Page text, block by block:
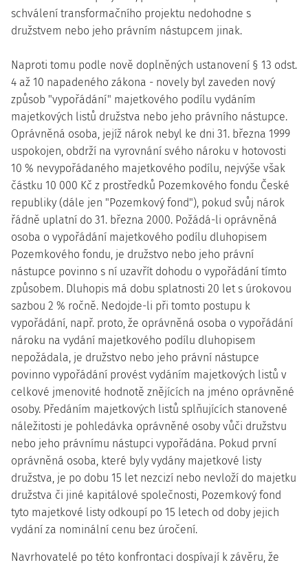
schválení transformačního projektu nedohodne s
družstvem nebo jeho právním nástupcem jinak.
Naproti tomu podle nově doplněných ustanovení § 13 odst.
4 až 10 napadeného zákona - novely byl zaveden nový
způsob "vypořádání" majetkového podílu vydáním
majetkových listů družstva nebo jeho právního nástupce.
Oprávněná osoba, jejíž nárok nebyl ke dni 31. března 1999
uspokojen, obdrží na vyrovnání svého nároku v hotovosti
10 % nevypořádaného majetkového podílu, nejvýše však
částku 10 000 Kč z prostředků Pozemkového fondu České
republiky (dále jen "Pozemkový fond"), pokud svůj nárok
řádně uplatní do 31. března 2000. Požádá-li oprávněná
osoba o vypořádání majetkového podílu dluhopisem
Pozemkového fondu, je družstvo nebo jeho právní
nástupce povinno s ní uzavřít dohodu o vypořádání tímto
způsobem. Dluhopis má dobu splatnosti 20 let s úrokovou
sazbou 2 % ročně. Nedojde-li při tomto postupu k
vypořádání, např. proto, že oprávněná osoba o vypořádání
nároku na vydání majetkového podílu dluhopisem
nepožádala, je družstvo nebo jeho právní nástupce
povinno vypořádání provést vydáním majetkových listů v
celkové jmenovité hodnotě znějících na jméno oprávněné
osoby. Předáním majetkových listů splňujících stanovené
náležitosti je pohledávka oprávněné osoby vůči družstvu
nebo jeho právnímu nástupci vypořádána. Pokud první
oprávněná osoba, které byly vydány majetkové listy
družstva, je po dobu 15 let nezcizí nebo nevloží do majetku
družstva či jiné kapitálové společnosti, Pozemkový fond
tyto majetkové listy odkoupí po 15 letech od doby jejich
vydání za nominální cenu bez úročení.
Navrhovatelé po této konfrontaci dospívají k závěru, že